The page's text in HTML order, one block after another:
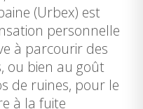
(Urbex) est
personnelle
à parcourir des
ou bien au goût
de ruines, pour le
à la fuite